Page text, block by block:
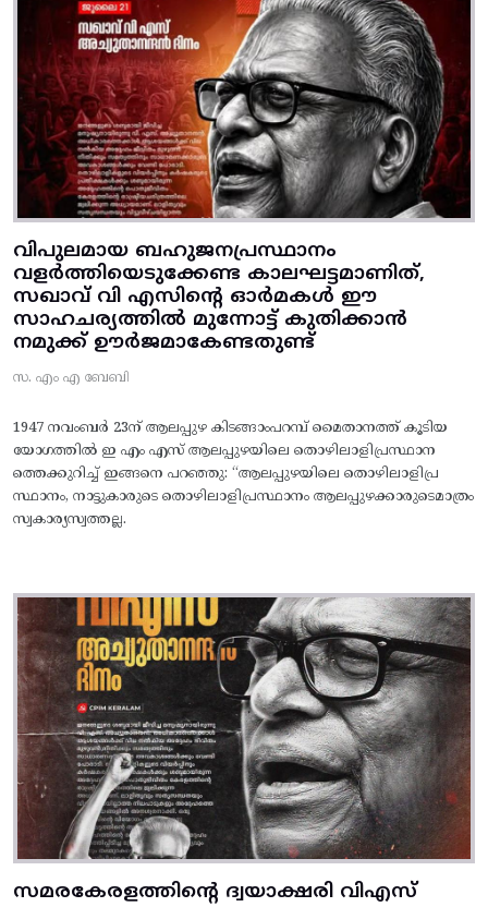
വിപുലമായ ബഹുജനപ്രസ്ഥാനം
വളർത്തിയെടുക്കേണ്ട കാലഘട്ടമാണിത്,
സഖാവ് വി എസിന്റെ ഓർമകൾ ഈ
സാഹചര്യത്തിൽ മുന്നോട്ട്‌ കുതിക്കാൻ
നമുക്ക് ഊർജമാകേണ്ടതുണ്ട്
സ. എം എ ബേബി
1947 നവംബർ 23ന് ആലപ്പുഴ കിടങ്ങാംപറമ്പ്‌ മൈതാനത്ത്‌ കൂടിയ
യോഗത്തിൽ ഇ എം എസ് ആലപ്പുഴയിലെ തൊഴിലാളിപ്രസ്ഥാന
ത്തെക്കുറിച്ച് ഇങ്ങനെ പറഞ്ഞു: “ആലപ്പുഴയിലെ തൊഴിലാളിപ്ര
സ്ഥാനം, നാട്ടുകാരുടെ തൊഴിലാളിപ്രസ്ഥാനം ആലപ്പുഴക്കാരുടെമാത്രം
സ്വകാര്യസ്വത്തല്ല.
സമരകേരളത്തിൻ്റെ ദ്വയാക്ഷരി വിഎസ്